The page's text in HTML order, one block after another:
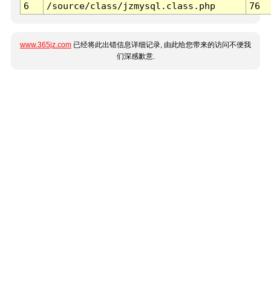
6
/source/class/jzmysql.class.php 76
www.365jz.com 已经将此出错信息详细记录, 由此给您带来的访问不便我
们深感歉意.